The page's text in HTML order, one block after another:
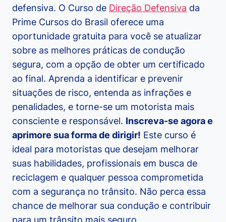
defensiva. O Curso de Direção Defensiva da
Prime Cursos do Brasil oferece uma
oportunidade gratuita para você se atualizar
sobre as melhores práticas de condução
segura, com a opção de obter um certificado
ao final. Aprenda a identificar e prevenir
situações de risco, entenda as infrações e
penalidades, e torne-se um motorista mais
consciente e responsável. Inscreva-se agora e
aprimore sua forma de dirigir! Este curso é
ideal para motoristas que desejam melhorar
suas habilidades, profissionais em busca de
reciclagem e qualquer pessoa comprometida
com a segurança no trânsito. Não perca essa
chance de melhorar sua condução e contribuir
para um trânsito mais seguro.